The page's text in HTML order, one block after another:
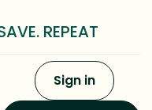
REPEAT
Sign in